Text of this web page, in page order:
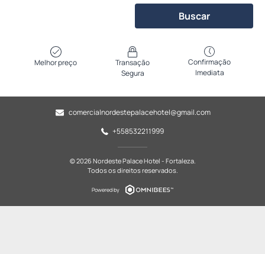
Buscar
Melhor preço
Transação
Segura
Confirmação
Imediata
comercialnordestepalacehotel@gmail.com
+558532211999
© 2026 Nordeste Palace Hotel - Fortaleza.
Todos os direitos reservados.
Powered by